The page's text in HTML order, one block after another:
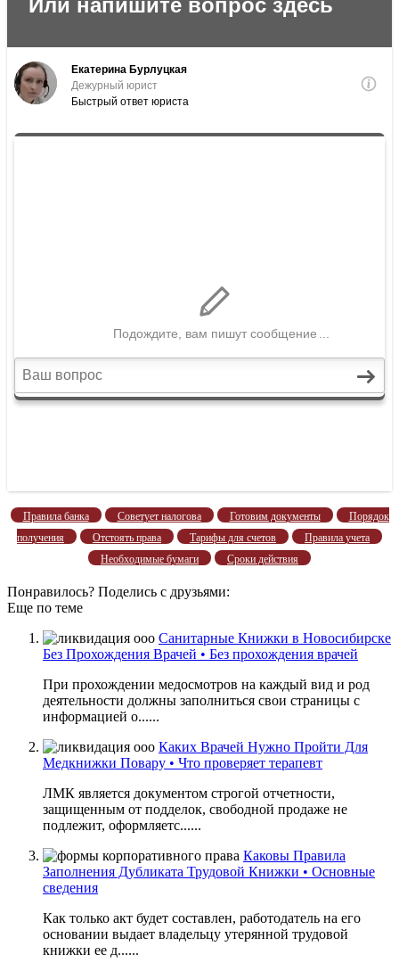
Правила банка Советует налогова Готовим документы
Порядок
получения
Отстоять права Тарифы для счетов
Правила учета
Необходимые бумаги
Сроки действия
Понравилось? Поделись с друзьями:
Еще по теме
Санитарные Книжки в Новосибирске
Без Прохождения Врачей • Без прохождения врачей
При прохождении медосмотров на каждый вид и род
деятельности должны заполниться свои страницы с
информацией о......
Каких Врачей Нужно Пройти Для
Медкнижки Повару • Что проверяет терапевт
ЛМК является документом строгой отчетности,
защищенным от подделок, свободной продаже не
подлежит, оформляетс......
Каковы Правила
Заполнения Дубликата Трудовой Книжки • Основные
сведения
Как только акт будет составлен, работодатель на его
основании выдает владельцу утерянной трудовой
книжки ее д......